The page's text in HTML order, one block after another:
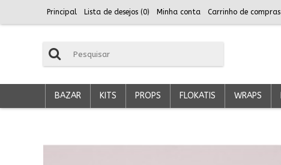
Principal Lista de desejos (0) Minha conta Carrinho de compras
BAZAR KITS PROPS FLOKATIS WRAPS